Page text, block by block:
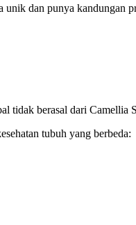
unik dan punya kandungan
tidak berasal dari Camellia
tubuh yang berbeda: